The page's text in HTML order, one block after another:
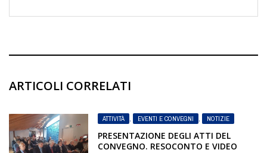
ARTICOLI CORRELATI
ATTIVITÀ , EVENTI E CONVEGNI , NOTIZIE
PRESENTAZIONE DEGLI ATTI DEL
CONVEGNO. RESOCONTO E VIDEO